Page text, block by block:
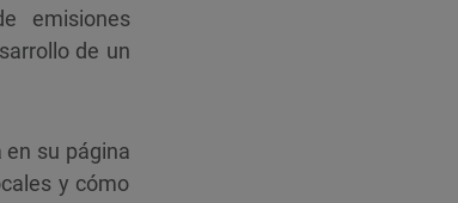
emisiones
de un
en su página
y cómo